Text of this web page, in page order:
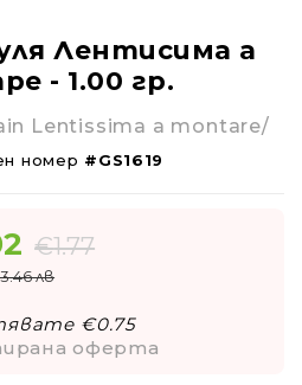
Лентисима а
- 1.00 гр.
Lentissima a montare/
номер #GS1619
€1.77
лв
€0.75
оферта